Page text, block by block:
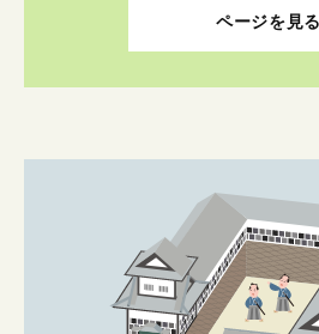
ページを見る